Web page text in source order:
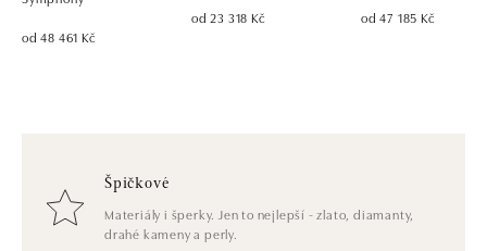
od 48 461 Kč
od 23 318 Kč od 47 185 Kč
Špičkové
Materiály i šperky. Jen to nejlepší - zlato, diamanty,
drahé kameny a perly.